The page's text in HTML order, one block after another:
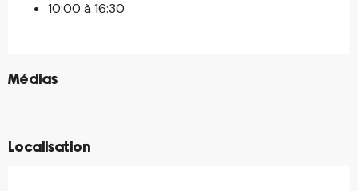
10:00 à 16:30
Médias
©
©
Localisation